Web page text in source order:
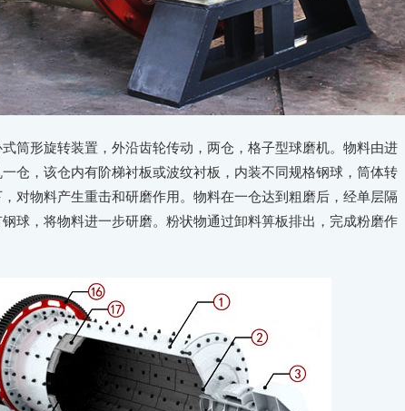
筒形旋转装置，外沿齿轮传动，两仓，格子型球磨机。物料由进
仓，该仓内有阶梯衬板或波纹衬板，内装不同规格钢球，筒体转
对物料产生重击和研磨作用。物料在一仓达到粗磨后，经单层隔
球，将物料进一步研磨。粉状物通过卸料箅板排出，完成粉磨作